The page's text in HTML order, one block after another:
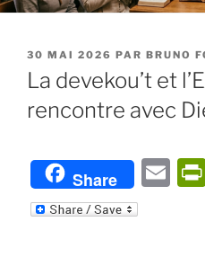
PUBLIÉ
LE
30 MAI 2026 PAR BRUNO
La devekou’t et
rencontre avec
Share
E